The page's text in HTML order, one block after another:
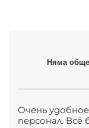
Няма
Очень
персонал. Всё